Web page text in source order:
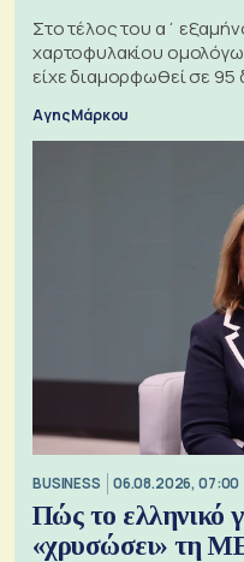
Στο τέλος του α΄
χαρτοφυλακίου
είχε διαμορφωθεί σε 95
Αγης Μάρκου
BUSINESS 06.08.2026, 07:00
Πώς το ελληνικό
«χρυσώσει» τη